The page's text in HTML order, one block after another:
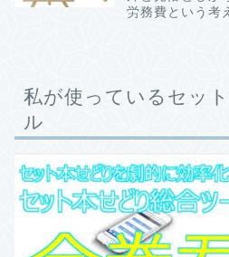
労務費という考
私が使っているセッ
ル